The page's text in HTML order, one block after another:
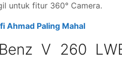
untuk fitur 360° Camera.
Ahmad Paling Mahal
V 260